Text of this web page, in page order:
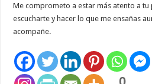
Me comprometo a estar más atento a tu
escucharte y hacer lo que me ensañas
acompañe.